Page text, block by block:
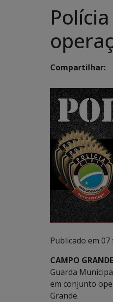
Compartilhar:
Publicado em 07
CAMPO
Guarda
em conjunto
Grande.